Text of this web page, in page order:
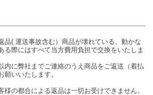
品( 運送事故含む）商品が壊れている、動かな
る際にはすべて当方費用負担で交換をいたしま
内に弊社までご連絡のうえ商品をご返送（着払
願いいたします。
様の都合による返品は一切お受けできません。